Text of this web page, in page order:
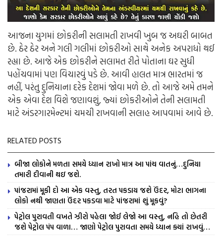
આજના યુગમાં છોકરીની સલામતી રાખવી ખુબ જ અઘરી બાબત
છે. ઠેર ઠેર અને ગલી ગલીમાં છોકરીઓ સાથે અનેક અપરાધો થઈ
રહ્યા છે. આજે એક છોકરીને સલામત રીતે પોતાના ઘર સુધી
પહોંચવામાં પણ વિચારવું પડે છે. આવી હાલત માત્ર ભારતમાં જ
નહીં, પરંતુ દુનિયાના દરેક દેશમાં જોવા મળે છે. તો આજે અમે તમને
એક એવા દેશ વિશે જણાવશું, જ્યાં છોકરીઓને તેની સલામતી
માટે અંડરગારમેન્ટમાં ચમચી રાખવાની સલાહ આપવામાં આવે છે.
RELATED POSTS
બીજા લોકોને મળતા સમયે ધ્યાન રાખો માત્ર આ પાંચ વાતનું…દુનિયા
તમારી દીવાની થઇ જશે.
પાંજરામાં મૂકી દો આ એક વસ્તુ, તરત પકડાય જશે ઉંદર, મોટા ભાગના
લોકો નથી જાણતા ઉંદર પકડવા માટે પાંજરામાં શું મૂકવું?
પેટ્રોલ પુરાવતી વખતે ઝીરો પહેલા જોઈ લેજો આ વસ્તુ, નહિ તો છેતરી
જશે પેટ્રોલ પંપ વાળા… જાણો પેટ્રોલ પુરાવતા સમયે ધ્યાન ક્યાં રાખવું…